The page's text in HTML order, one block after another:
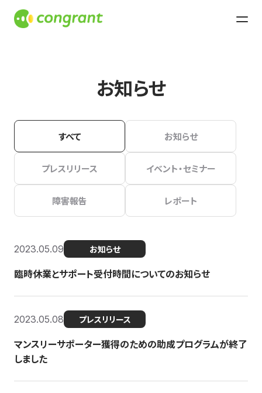
お知らせ
すべて お知らせ
プレスリリース イベント・セミナー
障害報告 レポート
2023.05.09 お知らせ
臨時休業とサポート受付時間についてのお知らせ
2023.05.08 プレスリリース
マンスリーサポーター獲得のための助成プログラムが終了
しました